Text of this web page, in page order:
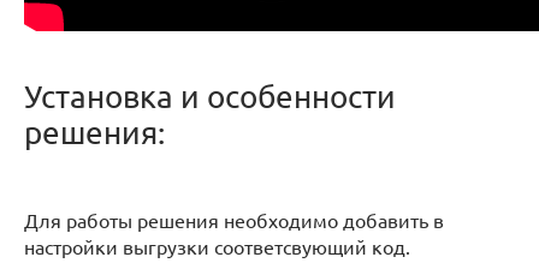
Установка и особенности
решения:
Для работы решения необходимо добавить в
настройки выгрузки соответсвующий код.